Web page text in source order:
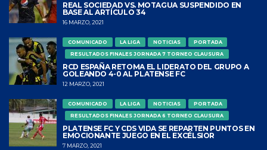
REAL SOCIEDAD VS. MOTAGUA SUSPENDIDO EN
BASE AL ARTÍCULO 34
16 MARZO, 2021
COMUNICADO LA LIGA NOTICIAS
PORTADA
RESULTADOS FINALES JORNADA 7 TORNEO CLAUSURA
RCD ESPAÑA RETOMA EL LIDERATO DEL GRUPO A
GOLEANDO 4-0 AL PLATENSE FC
12 MARZO, 2021
COMUNICADO LA LIGA NOTICIAS
PORTADA
RESULTADOS FINALES JORNADA 6 TORNEO CLAUSURA
PLATENSE FC Y CDS VIDA SE REPARTEN PUNTOS EN
EMOCIONANTE JUEGO EN EL EXCÉLSIOR
7 MARZO, 2021